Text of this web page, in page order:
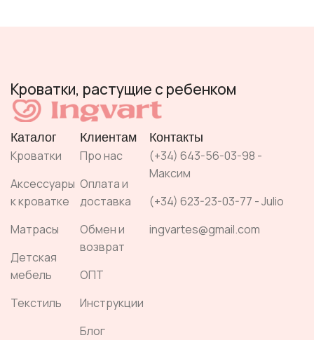
Кроватки, растущие с ребенком
Каталог
Кроватки
Аксессуары
к кроватке
Матрасы
Детская
мебель
Текстиль
Клиентам
Про нас
Оплата и
доставка
Обмен и
возврат
ОПТ
Инструкции
Блог
Контакты
(+34) 643-56-03-98 -
Максим
(+34) 623-23-03-77 - Julio
ingvartes@gmail.com